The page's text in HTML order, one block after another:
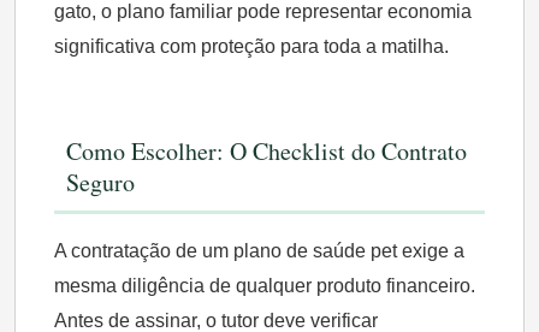
gato, o plano familiar pode representar economia
significativa com proteção para toda a matilha.
Como Escolher: O Checklist do Contrato
Seguro
A contratação de um plano de saúde pet exige a
mesma diligência de qualquer produto financeiro.
Antes de assinar, o tutor deve verificar